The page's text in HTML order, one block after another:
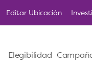
Editar Ubicación
Elegibilidad